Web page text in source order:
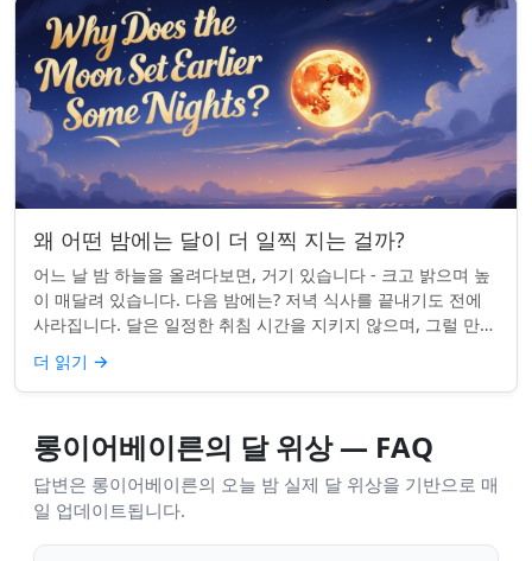
왜 어떤 밤에는 달이 더 일찍 지는 걸까?
어느 날 밤 하늘을 올려다보면, 거기 있습니다 - 크고 밝으며 높
이 매달려 있습니다. 다음 밤에는? 저녁 식사를 끝내기도 전에
사라집니다. 달은 일정한 취침 시간을 지키지 않으며, 그럴 만한
좋은 이유가 있습니다. ...
더 읽기 →
롱이어베이른의 달 위상 — FAQ
답변은 롱이어베이른의 오늘 밤 실제 달 위상을 기반으로 매
일 업데이트됩니다.